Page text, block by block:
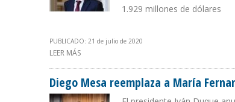
1.929 millones de dólares
PUBLICADO: 21 de julio de 2020
LEER MÁS
Diego Mesa reemplaza a María